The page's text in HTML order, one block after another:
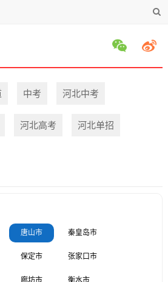
中考 河北中考
河北高考 河北单招
唐山市 秦皇岛市
保定市 张家口市
廊坊市 衡水市